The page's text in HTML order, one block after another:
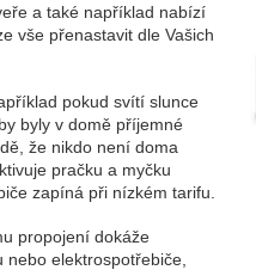
a také například nabízí
vše přenastavit dle Vašich
pokud svítí slunce
byly v domě příjemné
že nikdo není doma
pračku a myčku
zapíná při nízkém tarifu.
propojení dokáže
elektrospotřebiče,